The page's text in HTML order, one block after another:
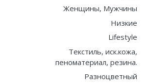
Женщины, Мужчины
Низкие
Lifestyle
Текстиль, иск.кожа,
пеноматериал, резина.
Разноцветный